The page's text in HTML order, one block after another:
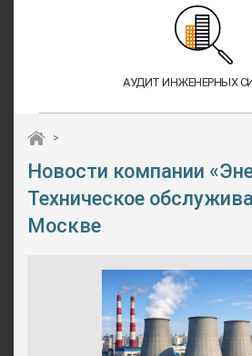
АУДИТ ИНЖЕНЕРНЫХ
>
Новости компании
Техническое
Москве